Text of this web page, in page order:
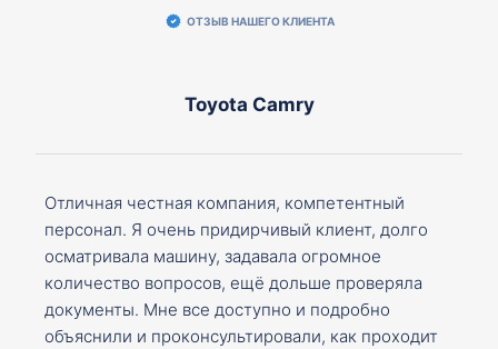
ОТЗЫВ НАШЕГО КЛИЕНТА
Toyota Camry
Отличная честная компания, компетентный
персонал. Я очень придирчивый клиент, долго
осматривала машину, задавала огромное
количество вопросов, ещё дольше проверяла
документы. Мне все доступно и подробно
объяснили и проконсультировали, как проходит